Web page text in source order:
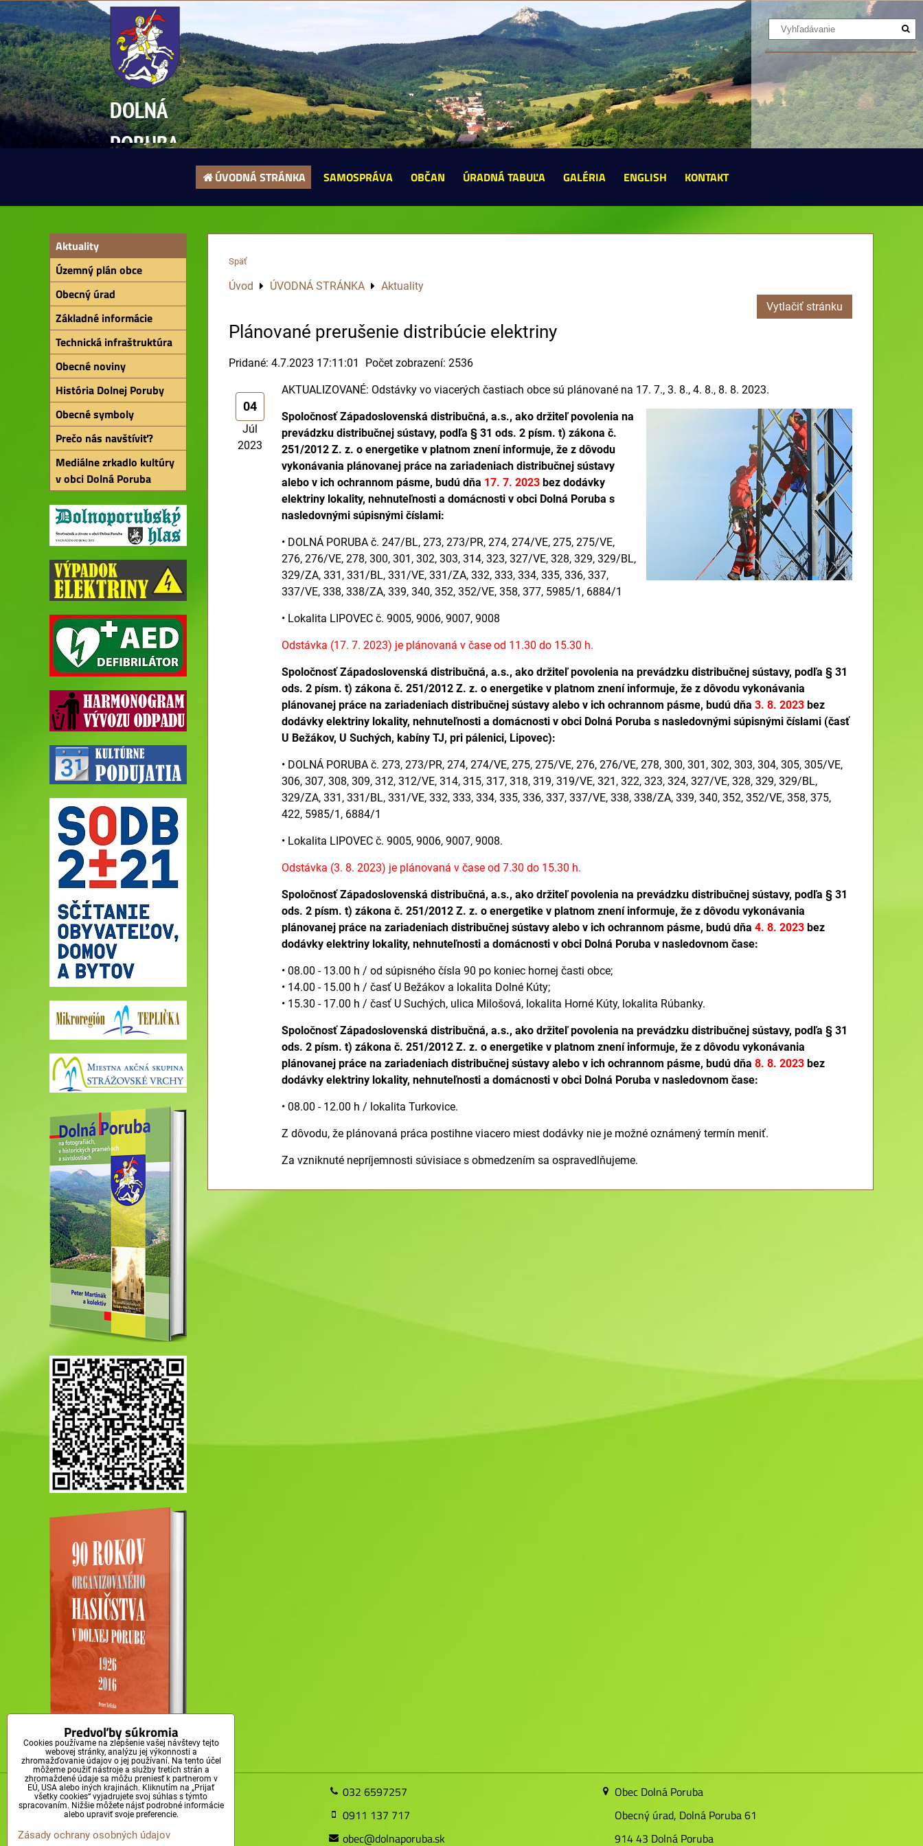
DOLNÁ
PORUBA
ÚVODNÁ STRÁNKA SAMOSPRÁVA OBČAN ÚRADNÁ TABUĽA GALÉRIA ENGLISH KONTAKT
Späť
Úvod ÚVODNÁ STRÁNKA
Aktuality
Vytlačiť stránku
Plánované prerušenie distribúcie elektriny
Pridané: 4.7.2023 17:11:01 Počet zobrazení: 2536
04
Júl
2023
AKTUALIZOVANÉ: Odstávky vo viacerých častiach obce sú plánované na 17. 7., 3. 8., 4. 8., 8. 8. 2023.
Spoločnosť Západoslovenská distribučná, a.s., ako držiteľ povolenia na
prevádzku distribučnej sústavy, podľa § 31 ods. 2 písm. t) zákona č.
251/2012 Z. z. o energetike v platnom znení informuje, že z dôvodu
vykonávania plánovanej práce na zariadeniach distribučnej sústavy
alebo v ich ochrannom pásme, budú dňa 17. 7. 2023 bez dodávky
elektriny lokality, nehnuteľnosti a domácnosti v obci Dolná Poruba s
nasledovnými súpisnými číslami:
• DOLNÁ PORUBA č. 247/BL, 273, 273/PR, 274, 274/VE, 275, 275/VE,
276, 276/VE, 278, 300, 301, 302, 303, 314, 323, 327/VE, 328, 329, 329/BL,
329/ZA, 331, 331/BL, 331/VE, 331/ZA, 332, 333, 334, 335, 336, 337,
337/VE, 338, 338/ZA, 339, 340, 352, 352/VE, 358, 377, 5985/1, 6884/1
• Lokalita LIPOVEC č. 9005, 9006, 9007, 9008
Odstávka (17. 7. 2023) je plánovaná v čase od 11.30 do 15.30 h.
Spoločnosť Západoslovenská distribučná, a.s., ako držiteľ povolenia na prevádzku distribučnej sústavy, podľa § 31
ods. 2 písm. t) zákona č. 251/2012 Z. z. o energetike v platnom znení informuje, že z dôvodu vykonávania
plánovanej práce na zariadeniach distribučnej sústavy alebo v ich ochrannom pásme, budú dňa 3. 8. 2023 bez
dodávky elektriny lokality, nehnuteľnosti a domácnosti v obci Dolná Poruba s nasledovnými súpisnými číslami (časť
U Bežákov, U Suchých, kabíny TJ, pri pálenici, Lipovec):
• DOLNÁ PORUBA č. 273, 273/PR, 274, 274/VE, 275, 275/VE, 276, 276/VE, 278, 300, 301, 302, 303, 304, 305, 305/VE,
306, 307, 308, 309, 312, 312/VE, 314, 315, 317, 318, 319, 319/VE, 321, 322, 323, 324, 327/VE, 328, 329, 329/BL,
329/ZA, 331, 331/BL, 331/VE, 332, 333, 334, 335, 336, 337, 337/VE, 338, 338/ZA, 339, 340, 352, 352/VE, 358, 375,
422, 5985/1, 6884/1
• Lokalita LIPOVEC č. 9005, 9006, 9007, 9008.
Odstávka (3. 8. 2023) je plánovaná v čase od 7.30 do 15.30 h.
Spoločnosť Západoslovenská distribučná, a.s., ako držiteľ povolenia na prevádzku distribučnej sústavy, podľa § 31
ods. 2 písm. t) zákona č. 251/2012 Z. z. o energetike v platnom znení informuje, že z dôvodu vykonávania
plánovanej práce na zariadeniach distribučnej sústavy alebo v ich ochrannom pásme, budú dňa 4. 8. 2023 bez
dodávky elektriny lokality, nehnuteľnosti a domácnosti v obci Dolná Poruba v nasledovnom čase:
• 08.00 - 13.00 h / od súpisného čísla 90 po koniec hornej časti obce;
• 14.00 - 15.00 h / časť U Bežákov a lokalita Dolné Kúty;
• 15.30 - 17.00 h / časť U Suchých, ulica Milošová, lokalita Horné Kúty, lokalita Rúbanky.
Spoločnosť Západoslovenská distribučná, a.s., ako držiteľ povolenia na prevádzku distribučnej sústavy, podľa § 31
ods. 2 písm. t) zákona č. 251/2012 Z. z. o energetike v platnom znení informuje, že z dôvodu vykonávania
plánovanej práce na zariadeniach distribučnej sústavy alebo v ich ochrannom pásme, budú dňa 8. 8. 2023 bez
dodávky elektriny lokality, nehnuteľnosti a domácnosti v obci Dolná Poruba v nasledovnom čase:
• 08.00 - 12.00 h / lokalita Turkovice.
Z dôvodu, že plánovaná práca postihne viacero miest dodávky nie je možné oznámený termín meniť.
Za vzniknuté nepríjemnosti súvisiace s obmedzením sa ospravedlňujeme.
Aktuality
Územný plán obce
Obecný úrad
Základné informácie
Technická infraštruktúra
Obecné noviny
História Dolnej Poruby
Obecné symboly
Prečo nás navštíviť?
Mediálne zrkadlo kultúry
v obci Dolná Poruba
© Obec Dolná Poruba, 2011-2025
032 6597257
0911 137 717
obec@dolnaporuba.sk
Obec Dolná Poruba
Obecný úrad, Dolná Poruba 61
914 43 Dolná Poruba
Predvoľby súkromia
Cookies používame na zlepšenie vašej návštevy tejto
webovej stránky, analýzu jej výkonnosti a
zhromažďovanie údajov o jej používaní. Na tento účel
môžeme použiť nástroje a služby tretích strán a
zhromaždené údaje sa môžu preniesť k partnerom v
EÚ, USA alebo iných krajinách. Kliknutím na „Prijať
všetky cookies“ vyjadrujete svoj súhlas s týmto
spracovaním. Nižšie môžete nájsť podrobné informácie
alebo upraviť svoje preferencie.
Zásady ochrany osobných údajov